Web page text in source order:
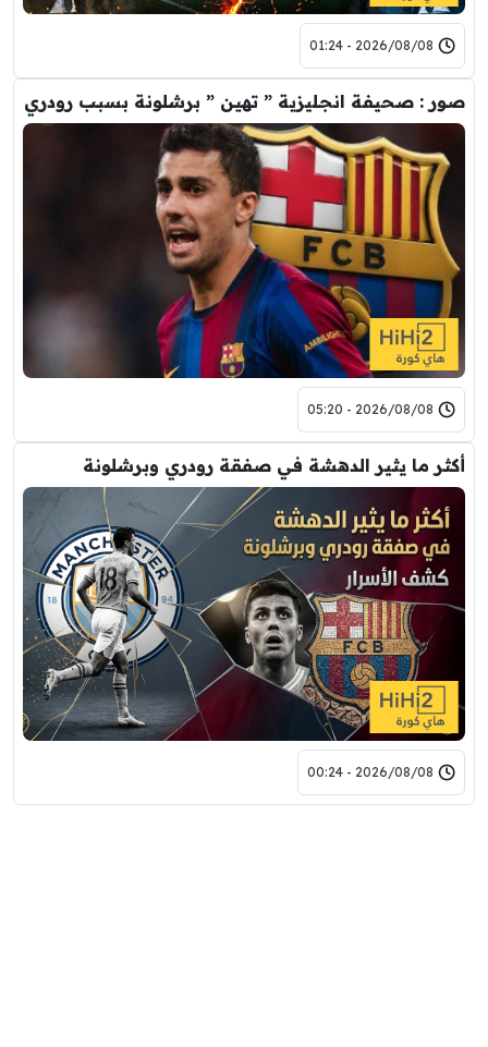
2026/08/08 - 01:24
صور : صحيفة انجليزية ” تهين ” برشلونة بسبب رودري
2026/08/08 - 05:20
أكثر ما يثير الدهشة في صفقة رودري وبرشلونة
2026/08/08 - 00:24